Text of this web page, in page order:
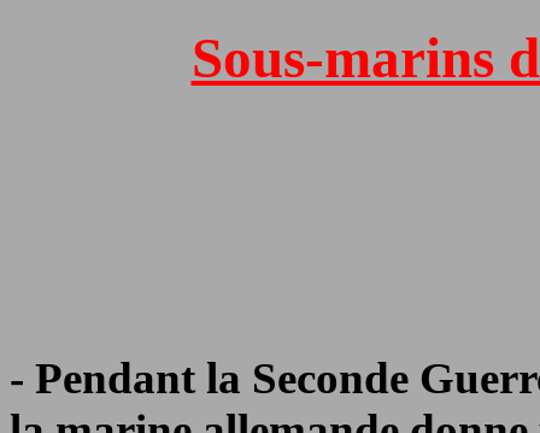
Sous-marins
- Pendant la Seconde